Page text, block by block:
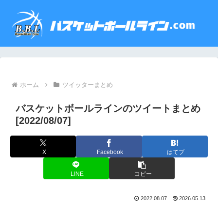
ホーム ツイッターまとめ
バスケットボールラインのツイートまとめ
[2022/08/07]
X Facebook はてブ
LINE コピー
2022.08.07 2026.05.13